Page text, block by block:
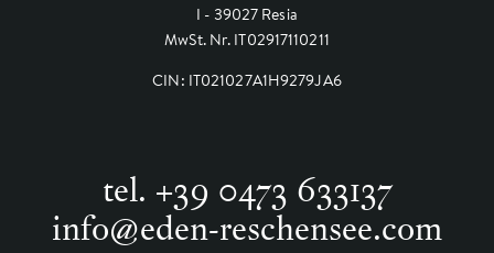
I - 39027 Resia
MwSt. Nr. IT02917110211
CIN: IT021027A1H9279JA6
tel. +39 0473 633137
info@eden-reschensee.com